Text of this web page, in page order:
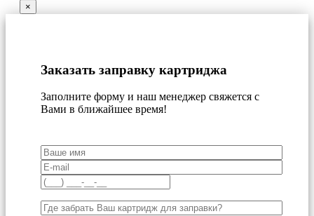
×
Заказать заправку картриджа
Заполните форму и наш менеджер свяжется с
Вами в ближайшее время!